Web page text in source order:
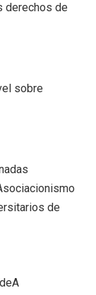
derechos de
sobre
de